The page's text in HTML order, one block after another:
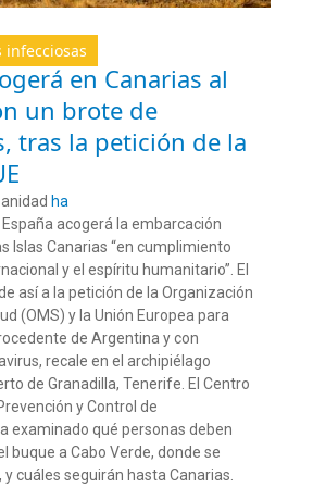
en Canarias al
un brote de
tras la petición de la
ha
acogerá la embarcación
Islas Canarias “en cumplimiento
y el espíritu humanitario”. El
así a la petición de la Organización
(OMS) y la Unión Europea para
de Argentina y con
recale en el archipiélago
de Granadilla, Tenerife. El Centro
y Control de
examinado qué personas deben
buque a Cabo Verde, donde se
cuáles seguirán hasta Canarias.